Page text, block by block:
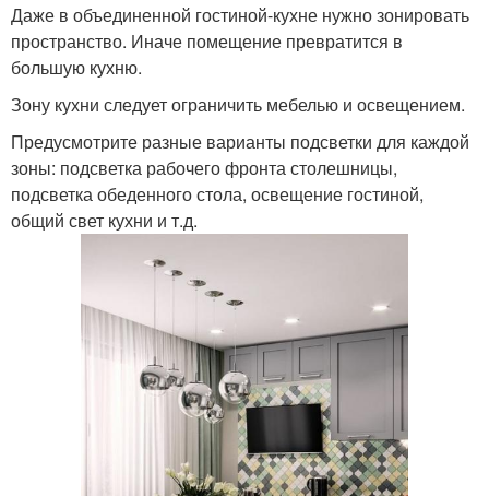
Даже в объединенной гостиной-кухне нужно зонировать
пространство. Иначе помещение превратится в
большую кухню.
Зону кухни следует ограничить мебелью и освещением.
Предусмотрите разные варианты подсветки для каждой
зоны: подсветка рабочего фронта столешницы,
подсветка обеденного стола, освещение гостиной,
общий свет кухни и т.д.